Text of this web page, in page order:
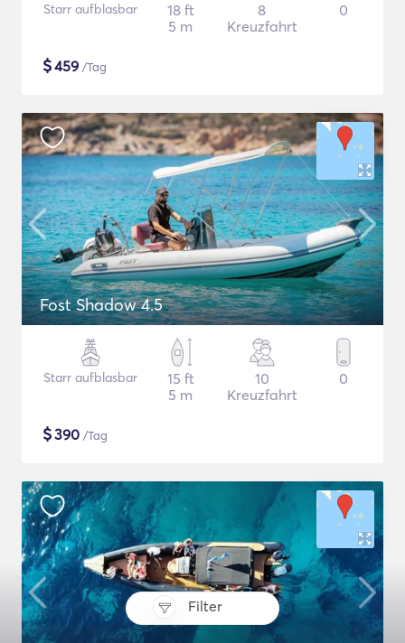
Filter
Starr aufblasbar
18 ft
5 m
8
Kreuzfahrt
0
$459 /Tag
Fost Shadow 4.5
Starr aufblasbar
15 ft
5 m
10
Kreuzfahrt
0
$390 /Tag